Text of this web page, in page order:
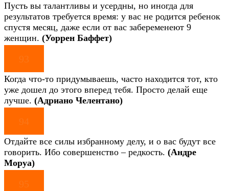
Пусть вы талантливы и усердны, но иногда для
результатов требуется время: у вас не родится ребенок
спустя месяц, даже если от вас забеременеют 9
женщин. (Уоррен Баффет)
93
Когда что-то придумываешь, часто находится тот, кто
уже дошел до этого вперед тебя. Просто делай еще
лучше. (Адриано Челентано)
94
Отдайте все силы избранному делу, и о вас будут все
говорить. Ибо совершенство – редкость. (Андре
Моруа)
95